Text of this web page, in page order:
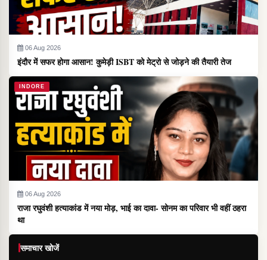
06 Aug 2026
इंदौर में सफर होगा आसान! कुमेड़ी ISBT को मेट्रो से जोड़ने की तैयारी तेज
INDORE
06 Aug 2026
राजा रघुवंशी हत्याकांड में नया मोड़, भाई का दावा- सोनम का परिवार भी वहीं ठहरा
था
समाचार खोजें